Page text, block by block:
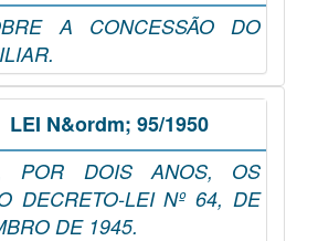
A CONCESSÃO DO
LEI N&ordm; 95/1950
POR DOIS ANOS, OS
DECRETO-LEI Nº 64, DE
DE 1945.